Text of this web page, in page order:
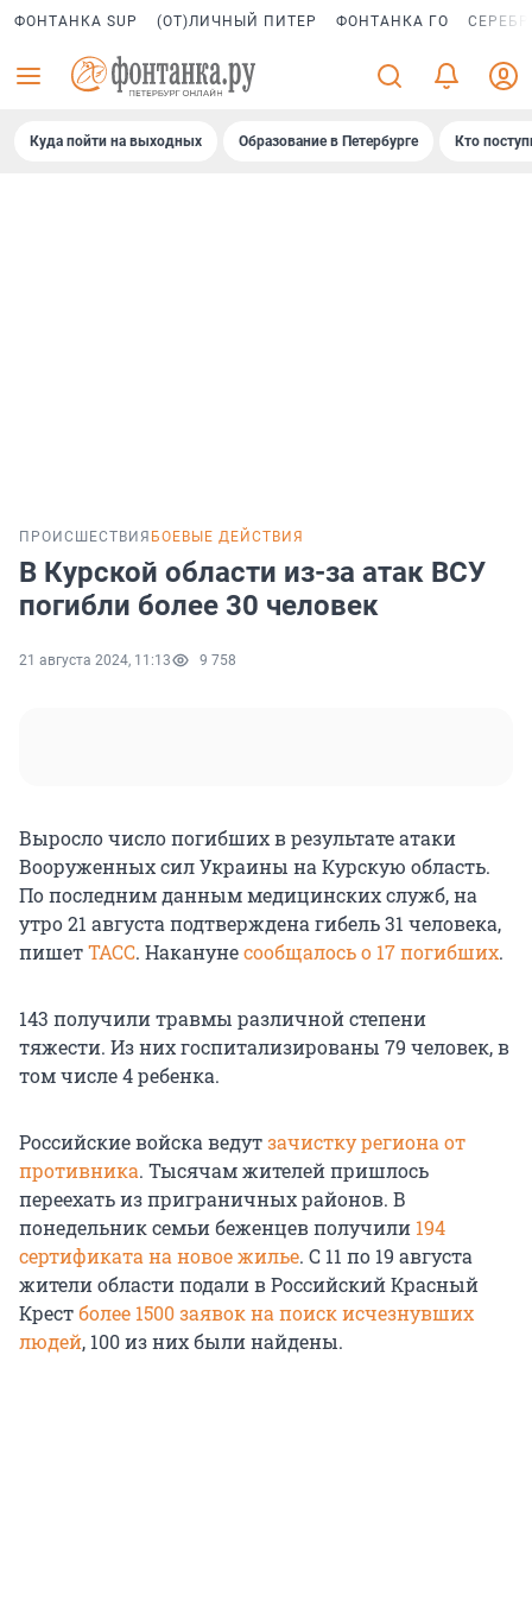
ФОНТАНКА SUP (ОТ)ЛИЧНЫЙ ПИТЕР ФОНТАНКА ГО
Куда пойти на выходных Образование в Петербурге Кто
ПРОИСШЕСТВИЯ БОЕВЫЕ ДЕЙСТВИЯ
В Курской области из-за атак ВСУ
погибли более 30 человек
21 августа 2024, 11:13 9 758
Выросло число погибших в результате атаки
Вооруженных сил Украины на Курскую область.
По последним данным медицинских служб, на
утро 21 августа подтверждена гибель 31 человека,
пишетТАСС. Наканунесообщалось о 17 погибших.
143 получили травмы различной степени
тяжести. Из них госпитализированы 79 человек, в
том числе 4 ребенка.
Российские войска ведутзачистку региона от
противника. Тысячам жителей пришлось
переехать из приграничных районов. В
понедельник семьи беженцев получили 194
сертификата на новое жилье. С 11 по 19 августа
жители области подали в Российский Красный
Крестболее 1500 заявок на поиск исчезнувших
людей, 100 из них были найдены.